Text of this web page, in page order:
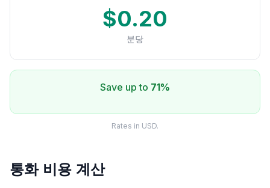
$0.20
분당
Save up to 71%
Rates in USD.
통화 비용 계산